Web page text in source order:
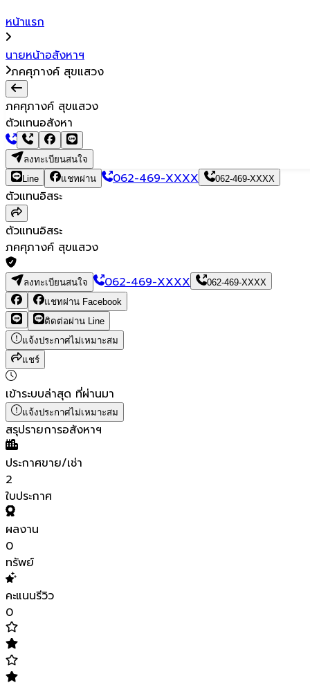
หน้าแรก
นายหน้าอสังหาฯ
ภคศุภางค์ สุขแสวง
ภคศุภางค์ สุขแสวง
ตัวแทนอสังหา
ลงทะเบียนสนใจ
Line
แชทผ่าน 062-469-XXXX 062-469-XXXX
ตัวแทนอิสระ
ตัวแทนอิสระ
ภคศุภางค์ สุขแสวง
ลงทะเบียนสนใจ 062-469-XXXX
062-469-XXXX
แชทผ่าน Facebook
ติดต่อผ่าน Line
แจ้งประกาศไม่เหมาะสม
แชร์
เข้าระบบล่าสุด ที่ผ่านมา
แจ้งประกาศไม่เหมาะสม
สรุปรายการอสังหาฯ
ประกาศขาย/เช่า
2
ใบประกาศ
ผลงาน
0
ทรัพย์
คะแนนรีวิว
0